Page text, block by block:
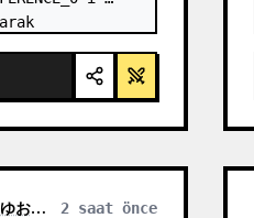
3D
Pürüzsüz
ASMRとAI 2 saat önce